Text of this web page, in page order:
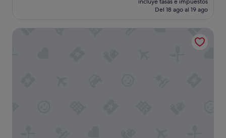
actual
157 €
Del 18 ago al 19 ago